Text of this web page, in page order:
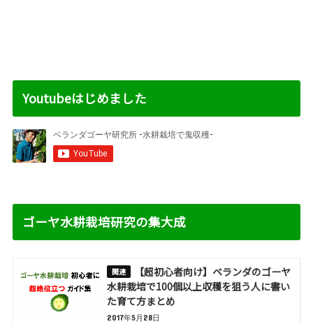
Youtubeはじめました
ゴーヤ水耕栽培研究の集大成
【超初心者向け】ベランダのゴーヤ
水耕栽培で100個以上収穫を狙う人に書い
た育て方まとめ
2017年5月28日